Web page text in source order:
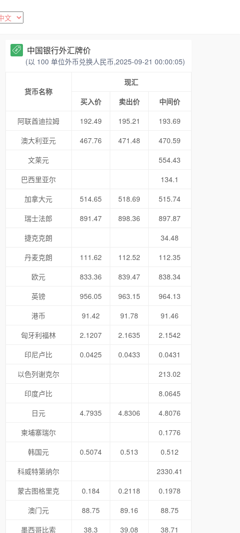
中国银行外汇牌价
(以 100 单位外币兑换人民币,2025-09-21 00:00:05)
货币名称
现汇
买入价
卖出价
中间价
阿联酋迪拉姆
192.49 195.21
193.69
澳大利亚元
467.76 471.48
470.59
文莱元
554.43
巴西里亚尔
134.1
加拿大元
514.65 518.69
515.74
瑞士法郎
891.47 898.36
897.87
捷克克朗
34.48
丹麦克朗
111.62 112.52
112.35
欧元
833.36 839.47
838.34
英镑
956.05 963.15
964.13
港币
91.42 91.78
91.46
匈牙利福林
2.1207 2.1635
2.1542
印尼卢比
0.0425 0.0433
0.0431
以色列谢克尔
213.02
印度卢比
8.0645
日元
4.7935 4.8306
4.8076
柬埔寨瑞尔
0.1776
韩国元
0.5074 0.513
0.512
科威特第纳尔
2330.41
蒙古图格里克
0.184 0.2118
0.1978
澳门元
88.75 89.16
88.75
墨西哥比索
38.3 39.08
38.71